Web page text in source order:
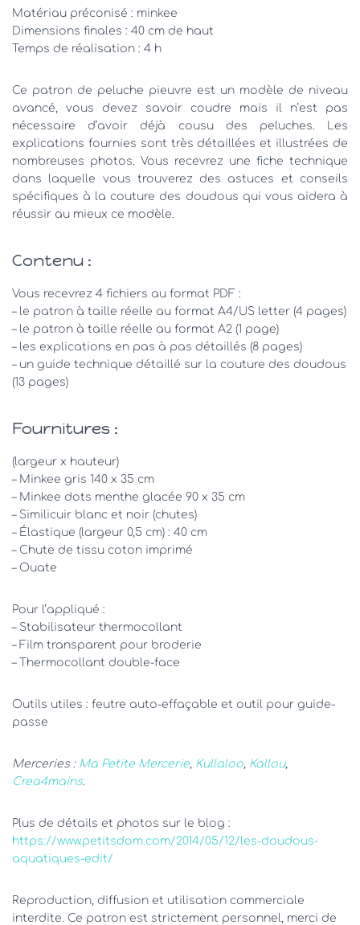
Matériau préconisé : minkee
Dimensions finales : 40 cm de haut
Temps de réalisation : 4 h
Ce patron de peluche pieuvre est un modèle de niveau
avancé, vous devez savoir coudre mais il n’est pas
nécessaire d’avoir déjà cousu des peluches. Les
explications fournies sont très détaillées et illustrées de
nombreuses photos. Vous recevrez une fiche technique
dans laquelle vous trouverez des astuces et conseils
spécifiques à la couture des doudous qui vous aidera à
réussir au mieux ce modèle.
Contenu :
Vous recevrez 4 fichiers au format PDF :
– le patron à taille réelle au format A4/US letter (4 pages)
– le patron à taille réelle au format A2 (1 page)
– les explications en pas à pas détaillés (8 pages)
– un guide technique détaillé sur la couture des doudous
(13 pages)
Fournitures :
(largeur x hauteur)
– Minkee gris 140 x 35 cm
– Minkee dots menthe glacée 90 x 35 cm
– Similicuir blanc et noir (chutes)
– Élastique (largeur 0,5 cm) : 40 cm
– Chute de tissu coton imprimé
– Ouate
Pour l’appliqué :
– Stabilisateur thermocollant
– Film transparent pour broderie
– Thermocollant double-face
Outils utiles : feutre auto-effaçable et outil pour guide-
passe
Merceries : Ma Petite Mercerie, Kullaloo, Kallou,
Crea4mains
Plus de détails et photos sur le blog :
https://www.petitsdom.com/2014/05/12/les-doudous-
aquatiques-edit/
Reproduction, diffusion et utilisation commerciale
interdite. Ce patron est strictement personnel, merci de